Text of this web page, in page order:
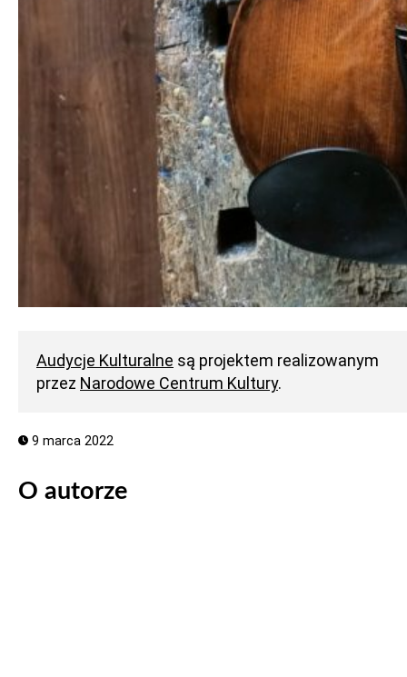
Audycje Kulturalne są projektem realizowanym
przez Narodowe Centrum Kultury.
9 marca 2022
O autorze